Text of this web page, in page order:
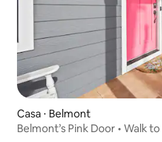
Casa ⋅ Belmont
Belmont’s Pink Door • Walk